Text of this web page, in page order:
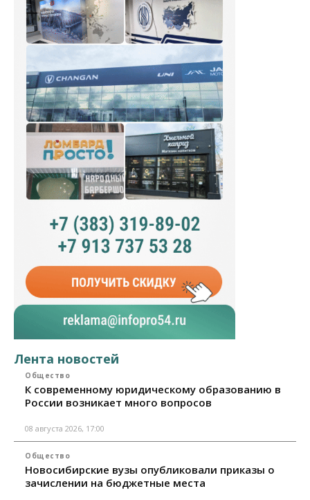
Лента новостей
Общество
К современному юридическому образованию в
России возникает много вопросов
08 августа 2026, 17:00
Общество
Новосибирские вузы опубликовали приказы о
зачислении на бюджетные места